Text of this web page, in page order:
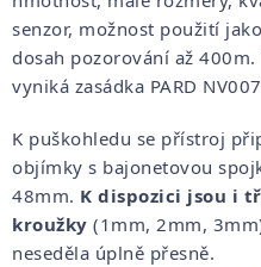
senzor, možnost použití
dosah pozorování až
vyniká zasádka PARD
K puškohledu se přístroj
objímky s bajonetovou
48mm. K dispozici jsou i
kroužky (1mm, 2mm,
neseděla úplně přesně.